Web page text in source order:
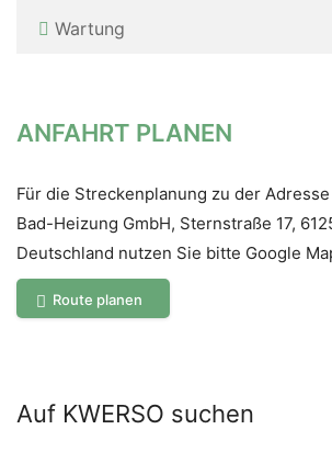
Wartung
ANFAHRT PLANEN
Für die Streckenplanung zu der
Bad-Heizung GmbH, Sternstraße 17,
Deutschland nutzen Sie bitte Google
Route planen
Auf KWERSO suchen